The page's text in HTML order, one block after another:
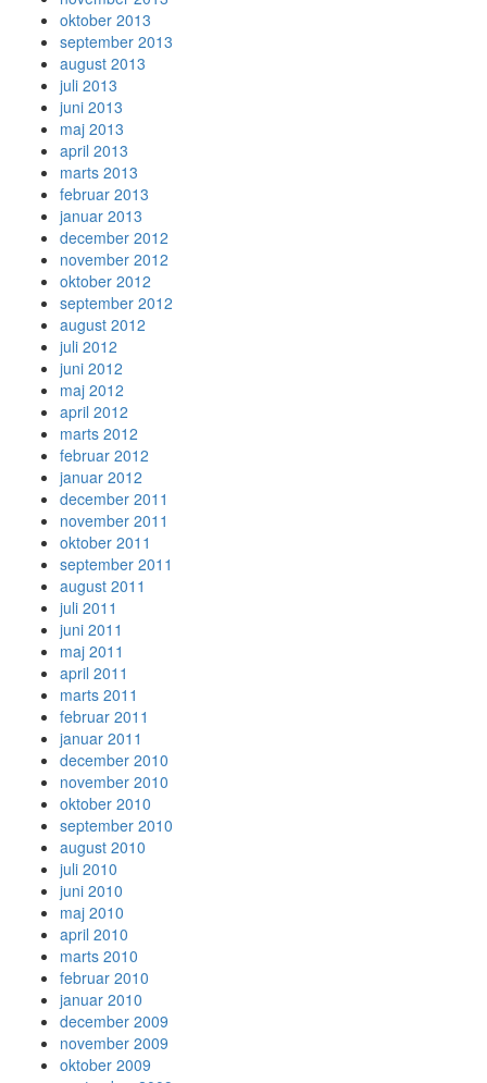
oktober 2013
september 2013
august 2013
juli 2013
juni 2013
maj 2013
april 2013
marts 2013
februar 2013
januar 2013
december 2012
november 2012
oktober 2012
september 2012
august 2012
juli 2012
juni 2012
maj 2012
april 2012
marts 2012
februar 2012
januar 2012
december 2011
november 2011
oktober 2011
september 2011
august 2011
juli 2011
juni 2011
maj 2011
april 2011
marts 2011
februar 2011
januar 2011
december 2010
november 2010
oktober 2010
september 2010
august 2010
juli 2010
juni 2010
maj 2010
april 2010
marts 2010
februar 2010
januar 2010
december 2009
november 2009
oktober 2009